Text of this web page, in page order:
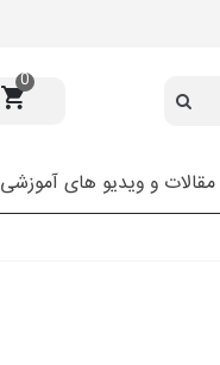
0
مقالات و ویدیو های آموزشی